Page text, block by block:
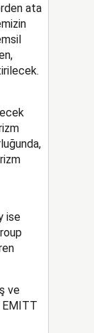
ata
ise
ve
EMITT